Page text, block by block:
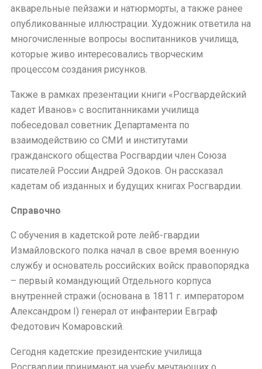
акварельные пейзажи и натюрморты, а также ранее
опубликованные иллюстрации. Художник ответила на
многочисленные вопросы воспитанников училища,
которые живо интересовались творческим
процессом создания рисунков.
Также в рамках презентации книги «Росгвардейский
кадет Иванов» с воспитанниками училища
побеседовал советник Департамента по
взаимодействию со СМИ и институтами
гражданского общества Росгвардии член Союза
писателей России Андрей Эдоков. Он рассказал
кадетам об изданных и будущих книгах Росгвардии.
Справочно
С обучения в кадетской роте лейб-гвардии
Измайловского полка начал в свое время военную
службу и основатель российских войск правопорядка
– первый командующий Отдельного корпуса
внутренней стражи (основана в 1811 г. императором
Александром I) генерал от инфантерии Евграф
Федотович Комаровский.
Сегодня кадетские президентские училища
Росгвардии принимают на учебу мечтающих о